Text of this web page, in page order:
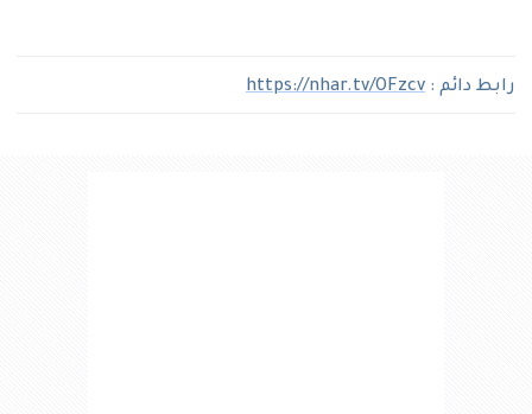
رابط دائم : https://nhar.tv/OFzcv